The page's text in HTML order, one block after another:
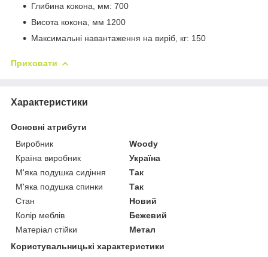
Глибина кокона, мм: 700
Висота кокона, мм 1200
Максимальні навантаження на виріб, кг: 150
Приховати
Характеристики
Основні атрибути
Виробник
Woody
Країна виробник
Україна
М'яка подушка сидіння
Так
М'яка подушка спинки
Так
Стан
Новий
Колір меблів
Бежевий
Матеріал стійки
Метал
Користувальницькі характеристики